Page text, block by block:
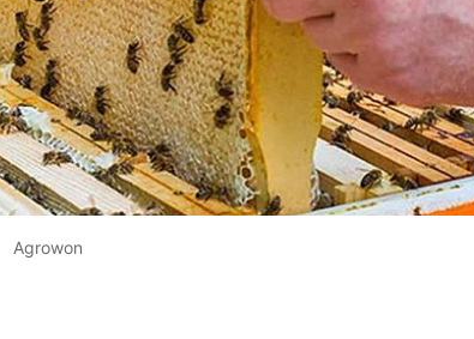
Agrowon